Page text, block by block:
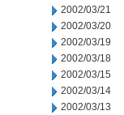
2002/03/21
2002/03/20
2002/03/19
2002/03/18
2002/03/15
2002/03/14
2002/03/13